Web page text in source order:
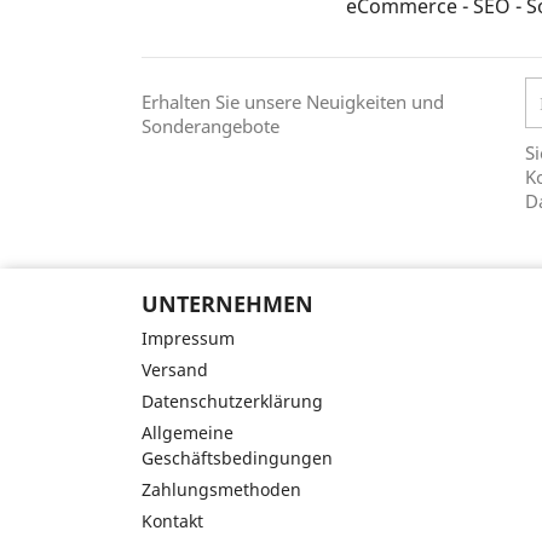
eCommerce - SEO -
Erhalten Sie unsere Neuigkeiten und
Sonderangebote
UNTERNEHMEN
Impressum
Versand
Datenschutzerklärung
Allgemeine
Geschäftsbedingungen
Zahlungsmethoden
Kontakt